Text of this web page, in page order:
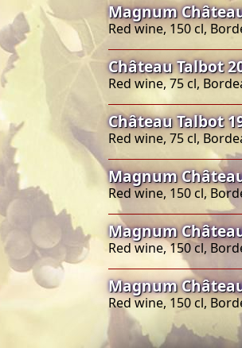
Magnum
Red wine, 150 cl,
Château Talbot
Red wine, 75 cl,
Château Talbot
Red wine, 75 cl,
Magnum
Red wine, 150 cl,
Magnum
Red wine, 150 cl,
Magnum
Red wine, 150 cl,